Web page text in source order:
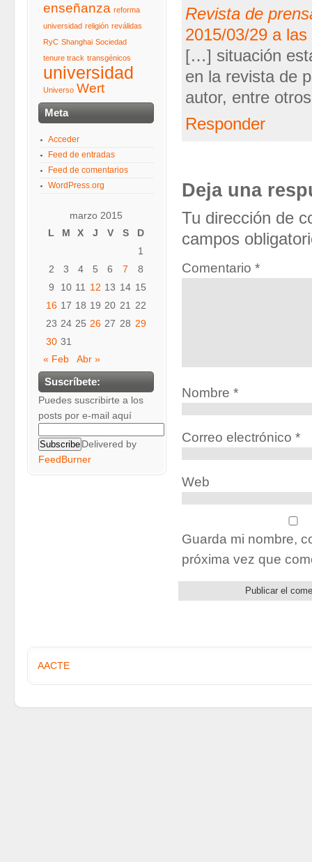
Revista de
2015/03/29 a las
[…] situación
en la revista de
autor, entre
Responder
Deja una
Tu dirección de
campos
Comentario *
Nombre *
Correo electrónico *
Web
Guarda mi nombre,
próxima vez que
enseñanza reforma
universidad religión reválidas
RyC Shanghai Sociedad
tenure track transgénicos
universidad
Universo Wert
Meta
Acceder
Feed de entradas
Feed de comentarios
WordPress.org
marzo 2015
L
M X J V S
D
1
2
3 4 5 6 7
8
9
10 11 12 13 14 15
16 17 18 19 20 21
22
23 24 25 26 27 28 29
30 31
« Feb
Abr »
Suscríbete:
Puedes suscribirte a los
posts por e-mail aquí
Delivered by
FeedBurner
AACTE